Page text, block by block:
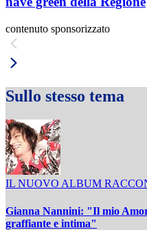
contenuto sponsorizzato
Sullo stesso tema
IL NUOVO ALBUM
Gianna Nannini: "Il mio
graffiante e intima"